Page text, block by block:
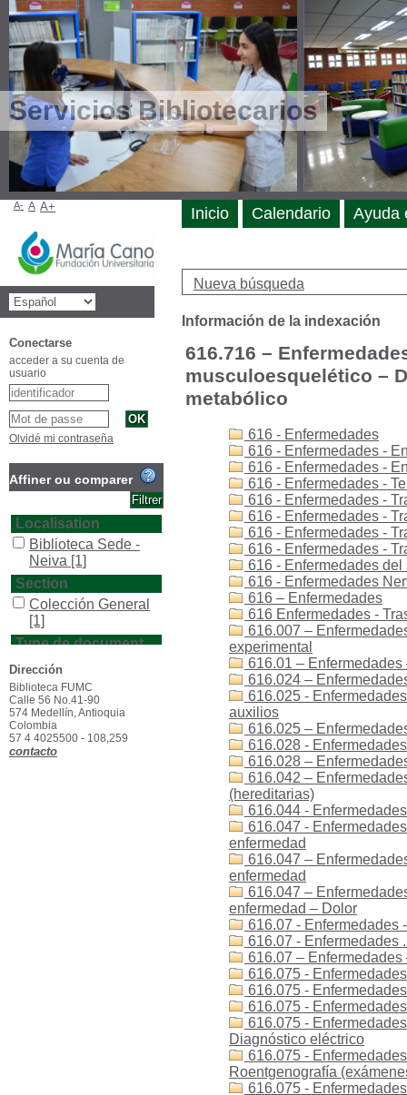
Servicios Bibliotecarios
Nueva búsqueda
Información de la indexación
616.716 –
musculoesquelético –
metabólico
616 - Enfermedades
616 - Enfermedades -
616 - Enfermedades -
616 - Enfermedades -
616 - Enfermedades -
616 - Enfermedades -
616 - Enfermedades -
616 - Enfermedades -
616 - Enfermedades
616 - Enfermedades
616 – Enfermedades
616 Enfermedades -
616.007 –
experimental
616.01 –
616.024 –
616.025 -
auxilios
616.025 –
616.028 -
616.028 –
616.042 –
(hereditarias)
616.044 -
616.047 -
enfermedad
616.047 –
enfermedad
616.047 –
enfermedad – Dolor
616.07 - Enfermedades
616.07 - Enfermedades
616.07 –
616.075 -
616.075 -
616.075 -
616.075 -
Diagnóstico eléctrico
616.075 -
Roentgenografía
616.075 -
Inicio Calendario Ayuda
A- A A+
Conectarse
acceder a su cuenta de
usuario
Olvidé mi contraseña
Affiner ou comparer
Localisation
Biblioteca Sede -
Neiva [1]
Section
Colección General
[1]
Type de document
texto impreso
Dirección
Biblioteca FUMC
Calle 56 No.41-90
574 Medellín, Antioquia
Colombia
57 4 4025500 - 108,259
contacto